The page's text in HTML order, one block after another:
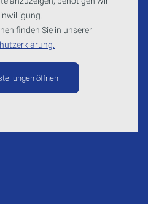
finden Sie in unserer
öffnen